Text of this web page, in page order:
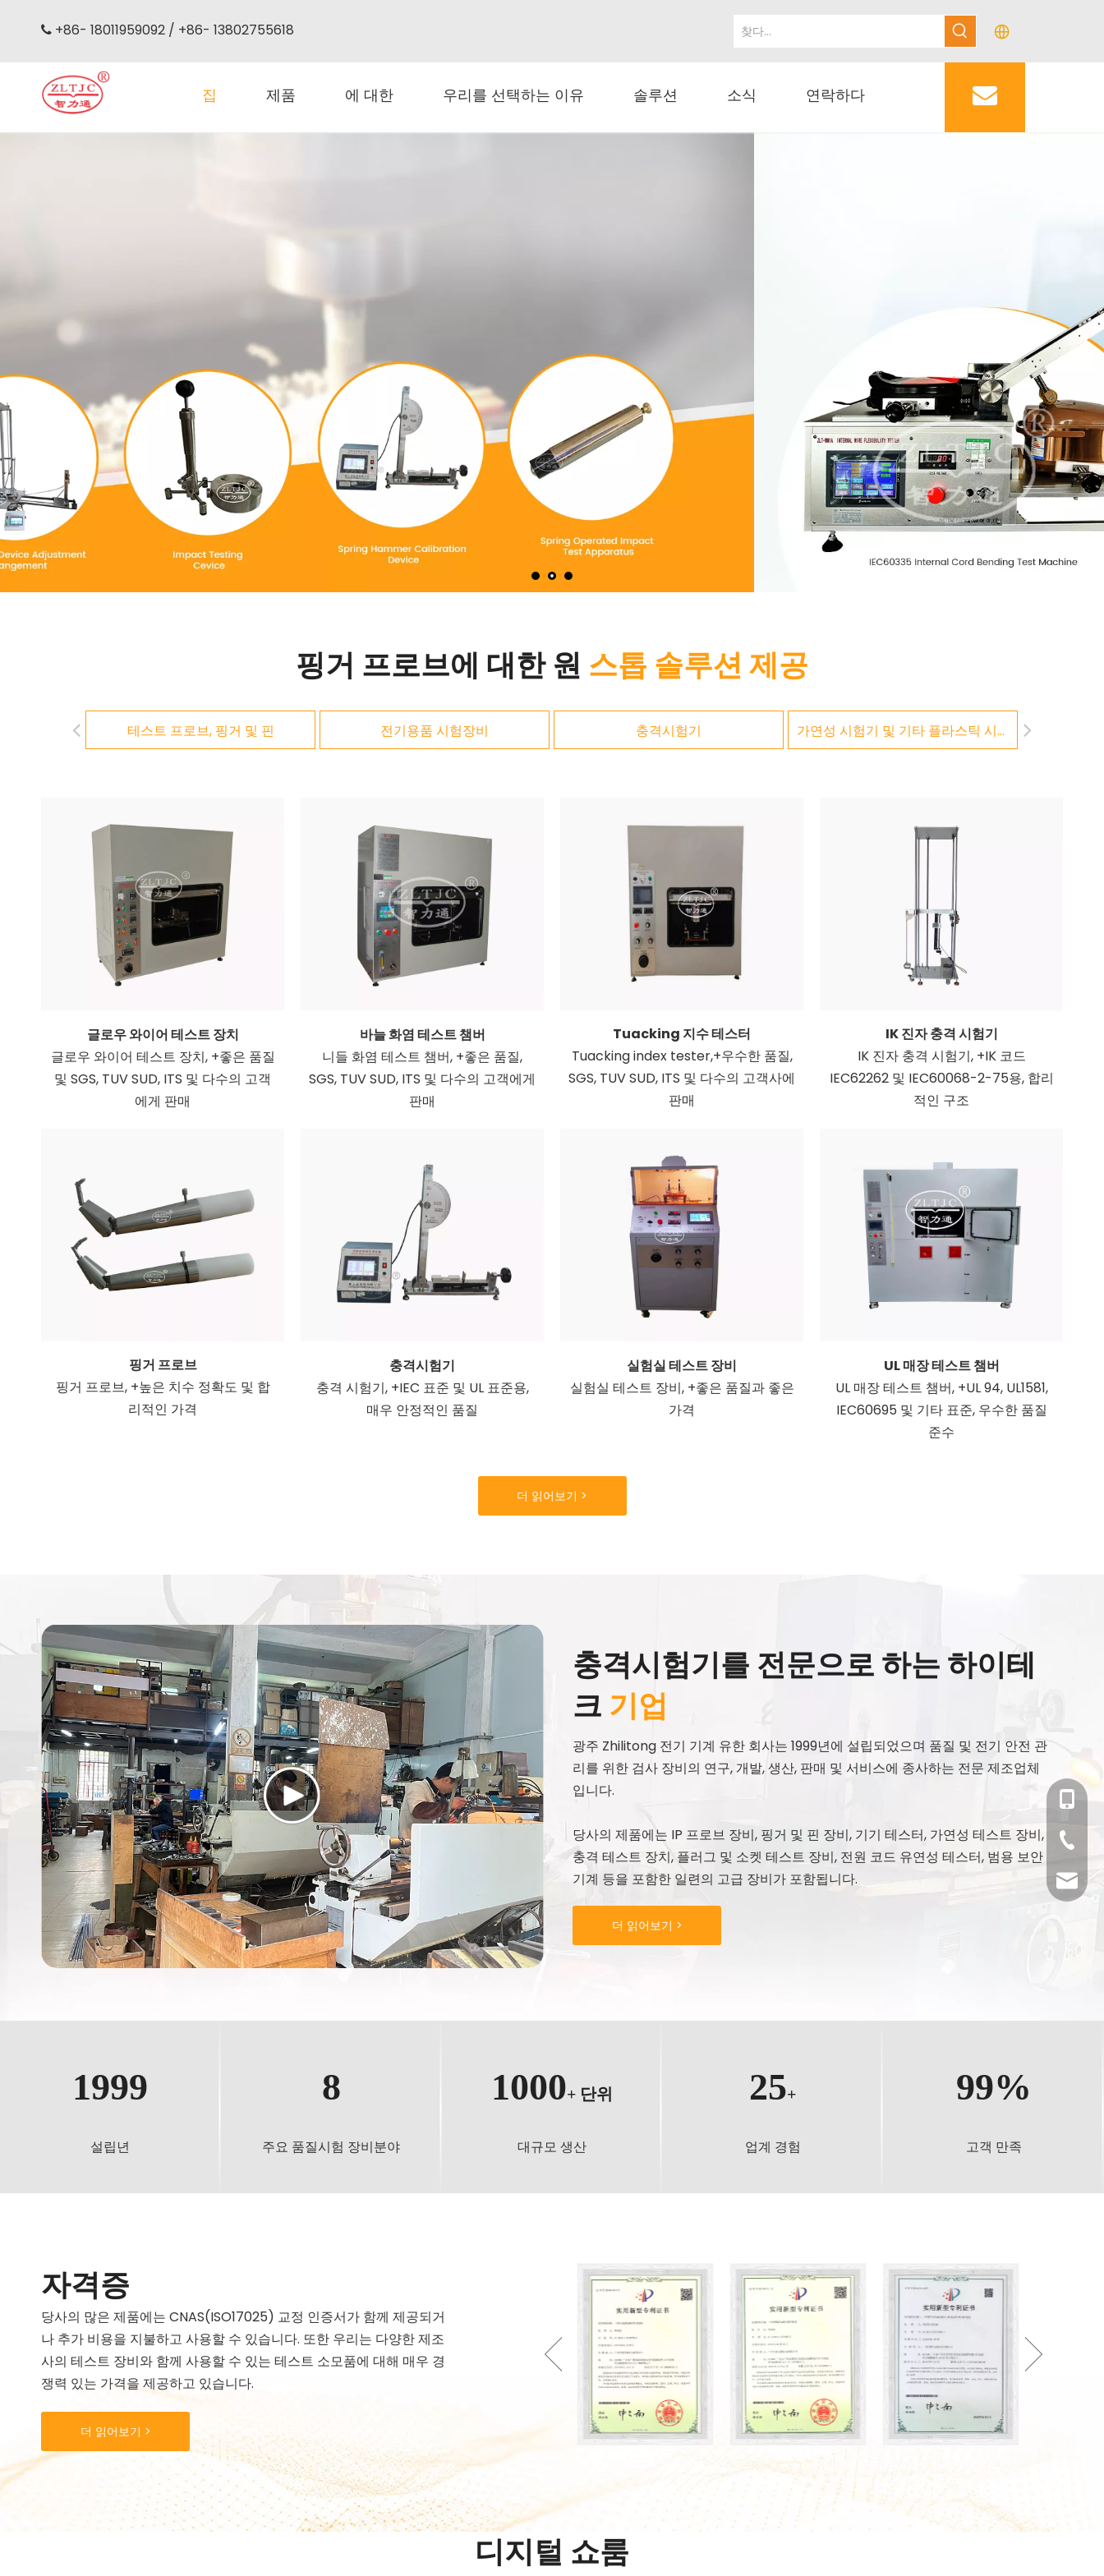
 +86- 18011959092 / +86- 13802755618
집 제품 에 대한 우리를 선택하는 이유 솔루션 소식 연락하다
핑거 프로브에 대한 원 스톱 솔루션 제공
테스트 프로브, 핑거 및 핀 전기용품 시험장비 충격시험기 가연성 시험기 및 기타 플라스틱 시험기
글로우 와이어 테스트 장치
글로우 와이어 테스트 장치, +좋은 품질
및 SGS, TUV SUD, ITS 및 다수의 고객
에게 판매
바늘 화염 테스트 챔버
니들 화염 테스트 챔버, +좋은 품질,
SGS, TUV SUD, ITS 및 다수의 고객에게
판매
Tuacking 지수 테스터
Tuacking index tester,+우수한 품질,
SGS, TUV SUD, ITS 및 다수의 고객사에
판매
IK 진자 충격 시험기
IK 진자 충격 시험기, +IK 코드
IEC62262 및 IEC60068-2-75용, 합리
적인 구조
핑거 프로브
핑거 프로브, +높은 치수 정확도 및 합
리적인 가격
충격시험기
충격 시험기, +IEC 표준 및 UL 표준용,
매우 안정적인 품질
실험실 테스트 장비
실험실 테스트 장비, +좋은 품질과 좋은
가격
UL 매장 테스트 챔버
UL 매장 테스트 챔버, +UL 94, UL1581,
IEC60695 및 기타 표준, 우수한 품질
준수
더 읽어보기 >
충격시험기를 전문으로 하는 하이테
크 기업
광주 Zhilitong 전기 기계 유한 회사는 1999년에 설립되었으며 품질 및 전기 안전 관
리를 위한 검사 장비의 연구, 개발, 생산, 판매 및 서비스에 종사하는 전문 제조업체
입니다.
당사의 제품에는 IP 프로브 장비, 핑거 및 핀 장비, 기기 테스터, 가연성 테스트 장비,
충격 테스트 장치, 플러그 및 소켓 테스트 장비, 전원 코드 유연성 테스터, 범용 보안
기계 등을 포함한 일련의 고급 장비가 포함됩니다.
더 읽어보기 >
1999
설립년
8
주요 품질시험 장비분야
1000+ 단위
대규모 생산
25+
업계 경험
99%
고객 만족
자격증
당사의 많은 제품에는 CNAS(ISO17025) 교정 인증서가 함께 제공되거
나 추가 비용을 지불하고 사용할 수 있습니다. 또한 우리는 다양한 제조
사의 테스트 장비와 함께 사용할 수 있는 테스트 소모품에 대해 매우 경
쟁력 있는 가격을 제공하고 있습니다.
더 읽어보기 >
디지털 쇼룸
+86-
+86-
020-
020-